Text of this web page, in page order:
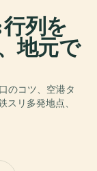
列を
地元で
のコツ、空港タ
リ多発地点、